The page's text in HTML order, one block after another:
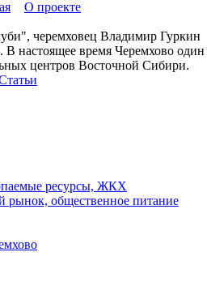
О проекте
черемховец Владимир Гуркин
В настоящее время Черемхово один
центров Восточной Сибири.
ресурсы, ЖКХ
рынок, общественное питание